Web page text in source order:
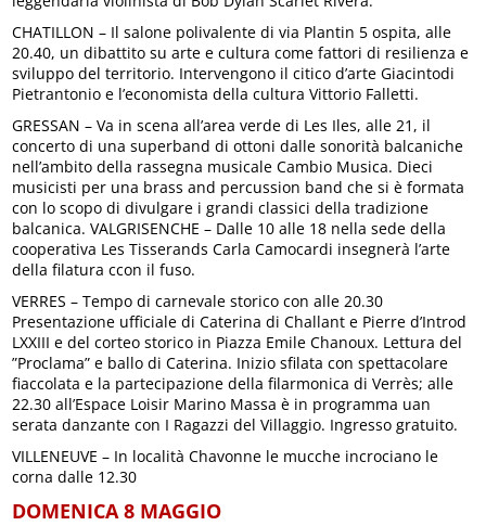
CHATILLON – Il salone polivalente di via Plantin 5 ospita, alle
20.40, un dibattito su arte e cultura come fattori di resilienza e
sviluppo del territorio. Intervengono il citico d’arte Giacintodi
Pietrantonio e l’economista della cultura Vittorio Falletti.
GRESSAN – Va in scena all’area verde di Les Iles, alle 21, il
concerto di una superband di ottoni dalle sonorità balcaniche
nell’ambito della rassegna musicale Cambio Musica. Dieci
musicisti per una brass and percussion band che si è formata
con lo scopo di divulgare i grandi classici della tradizione
balcanica. VALGRISENCHE – Dalle 10 alle 18 nella sede della
cooperativa Les Tisserands Carla Camocardi insegnerà l’arte
della filatura ccon il fuso.
VERRES – Tempo di carnevale storico con alle 20.30
Presentazione ufficiale di Caterina di Challant e Pierre d’Introd
LXXIII e del corteo storico in Piazza Emile Chanoux. Lettura del
”Proclama” e ballo di Caterina. Inizio sfilata con spettacolare
fiaccolata e la partecipazione della filarmonica di Verrès; alle
22.30 all’Espace Loisir Marino Massa è in programma uan
serata danzante con I Ragazzi del Villaggio. Ingresso gratuito.
VILLENEUVE – In località Chavonne le mucche incrociano le
corna dalle 12.30
DOMENICA 8 MAGGIO